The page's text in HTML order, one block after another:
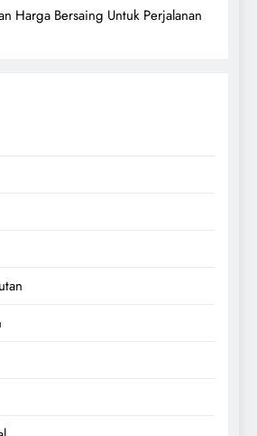
Harga Bersaing Untuk Perjalanan